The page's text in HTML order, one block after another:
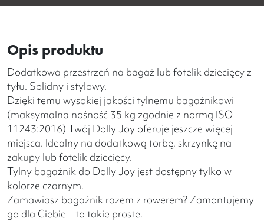
Opis produktu
Dodatkowa przestrzeń na bagaż lub fotelik dziecięcy z
tyłu. Solidny i stylowy.
Dzięki temu wysokiej jakości tylnemu bagażnikowi
(maksymalna nośność 35 kg zgodnie z normą ISO
11243:2016) Twój Dolly Joy oferuje jeszcze więcej
miejsca. Idealny na dodatkową torbę, skrzynkę na
zakupy lub fotelik dziecięcy.
Tylny bagażnik do Dolly Joy jest dostępny tylko w
kolorze czarnym.
Zamawiasz bagażnik razem z rowerem? Zamontujemy
go dla Ciebie – to takie proste.